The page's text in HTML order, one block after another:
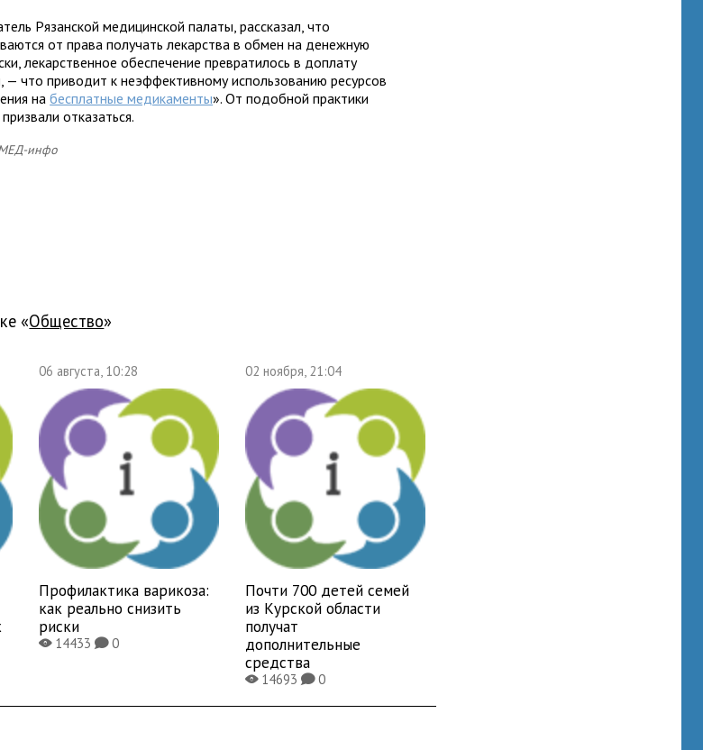
Рязанской медицинской палаты, рассказал, что
от права получать лекарства в обмен на денежную
лекарственное обеспечение превратилось в доплату
— что приводит к неэффективному использованию ресурсов
набесплатные медикаменты». От подобной практики
отказаться.
инфо
« общество»
06 августа, 10:28
Профилактика варикоза:
как реально снизить
риски
X14433K0
02 ноября, 21:04
Почти 700 детей семей
из Курской области
получат
дополнительные
средства
X14693K0